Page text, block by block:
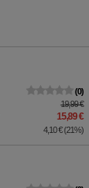
0
19,99 €
15,89 €
4,10 €(21%)